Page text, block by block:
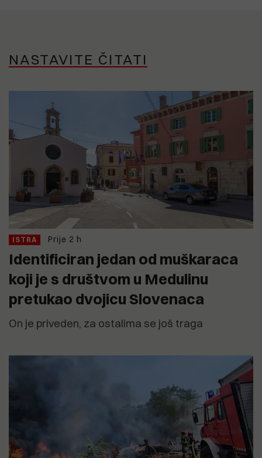
NASTAVITE ČITATI
ISTRA Prije 2 h
Identificiran jedan od muškaraca
koji je s društvom u Medulinu
pretukao dvojicu Slovenaca
On je priveden, za ostalima se još traga